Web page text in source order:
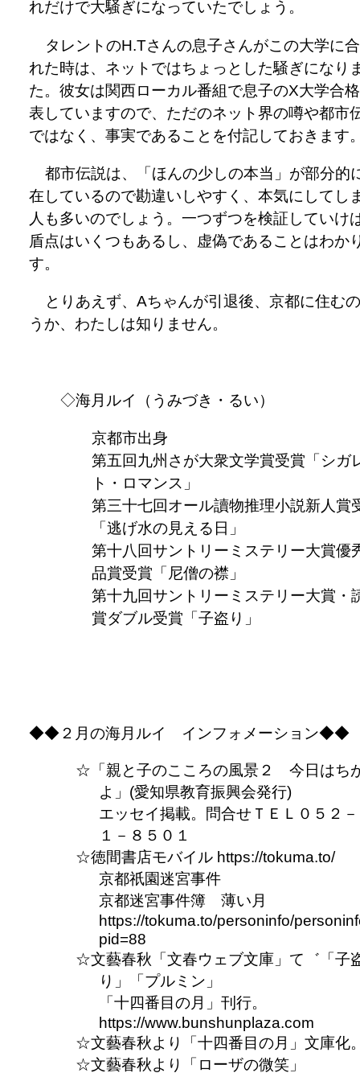
れだけで大騒ぎになっていたでしょう。
タレントのH.Tさんの息子さんがこの大学に
れた時は、ネットではちょっとした騒ぎになり
た。彼女は関西ローカル番組で息子のX大学合
表していますので、ただのネット界の噂や都市
ではなく、事実であることを付記しておきます
都市伝説は、「ほんの少しの本当」が部分的
在しているので勘違いしやすく、本気にしてし
人も多いのでしょう。一つずつを検証していけ
盾点はいくつもあるし、虚偽であることはわか
す。
とりあえず、Aちゃんが引退後、京都に住む
うか、わたしは知りません。
◇海月ルイ（うみづき・るい）
京都市出身
第五回九州さが大衆文学賞受賞「シガ
ト・ロマンス」
第三十七回オール讀物推理小説新人賞
「逃げ水の見える日」
第十八回サントリーミステリー大賞優
品賞受賞「尼僧の襟」
第十九回サントリーミステリー大賞・
賞ダブル受賞「子盗り」
◆◆２月の海月ルイ インフォメーション◆◆
「親と子のこころの風景２ 今日はち
よ」(愛知県教育振興会発行)
エッセイ掲載。問合せＴＥＬ０５２
１－８５０１
徳間書店モバイル https://tokuma.to/
京都祇園迷宮事件
京都迷宮事件簿 薄い月
https://tokuma.to/personinfo/
pid=88
文藝春秋「文春ウェブ文庫」て゛「子
り」「プルミン」
「十四番目の月」刊行。
https://www.bunshunplaza.com
文藝春秋より「十四番目の月」文庫化
文藝春秋より「ローザの微笑」